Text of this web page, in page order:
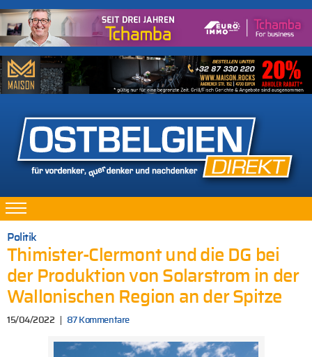
Politik
Thimister-Clermont und die DG bei
der Produktion von Solarstrom in der
Wallonischen Region an der Spitze
15/04/2022 87 Kommentare